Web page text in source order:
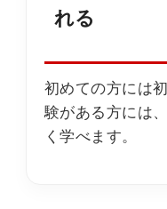
れる
初めての方には
験がある方には
く学べます。